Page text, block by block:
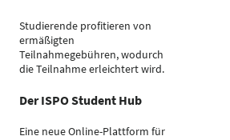
Studierende profitieren von
ermäßigten
Teilnahmegebühren, wodurch
die Teilnahme erleichtert wird.
Der ISPO Student Hub
Eine neue Online-Plattform für